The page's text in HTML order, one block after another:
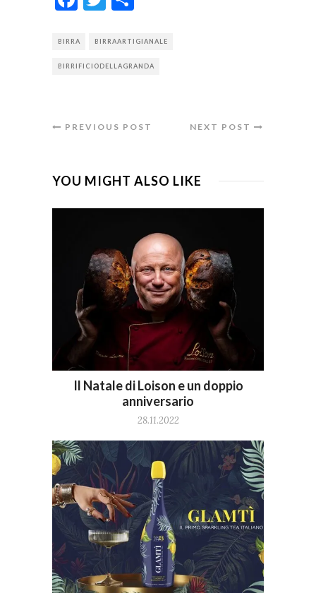
BIRRA BIRRAARTIGIANALE
BIRRIFICIODELLAGRANDA
PREVIOUS POST NEXT POST
YOU MIGHT ALSO LIKE
Il Natale di Loison e un doppio
anniversario
28.11.2022